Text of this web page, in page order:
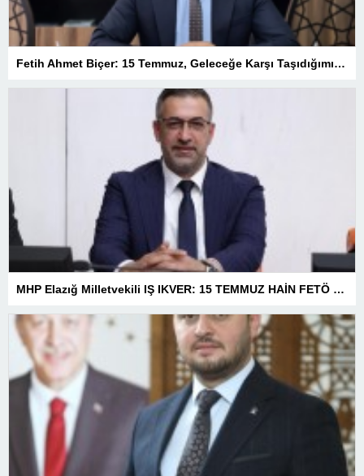
Fetih Ahmet Biçer: 15 Temmuz, Geleceğe Karşı Taşıdığımız Sorumluluğu Hatırlatan Bir Milattır
MHP Elazığ Milletvekili IŞ IKVER: 15 TEMMUZ HAİN FETÖ KALKIŞMASI TÜRKİYE’Yİ İŞGAL GİRİŞİMİDİR